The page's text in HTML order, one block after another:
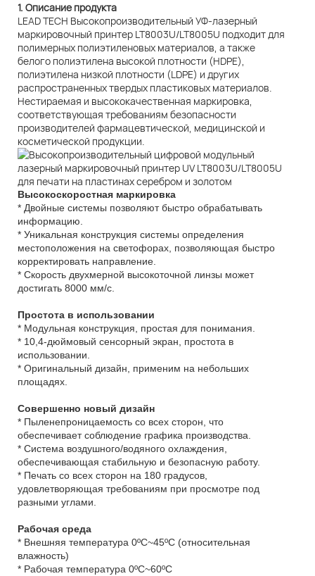
1. Описание продукта
LEAD TECH Высокопроизводительный УФ-лазерный
маркировочный принтер LT8003U/LT8005U подходит для
полимерных полиэтиленовых материалов, а также
белого полиэтилена высокой плотности (HDPE),
полиэтилена низкой плотности (LDPE) и других
распространенных твердых пластиковых материалов.
Нестираемая и высококачественная маркировка,
соответствующая требованиям безопасности
производителей фармацевтической, медицинской и
косметической продукции.
Высокоскоростная маркировка
* Двойные системы позволяют быстро обрабатывать
информацию.
* Уникальная конструкция системы определения
местоположения на светофорах, позволяющая быстро
корректировать направление.
* Скорость двухмерной высокоточной линзы может
достигать 8000 мм/с.
Простота в использовании
* Модульная конструкция, простая для понимания.
* 10,4-дюймовый сенсорный экран, простота в
использовании.
* Оригинальный дизайн, применим на небольших
площадях.
Совершенно новый дизайн
* Пыленепроницаемость со всех сторон, что
обеспечивает соблюдение графика производства.
* Система воздушного/водяного охлаждения,
обеспечивающая стабильную и безопасную работу.
* Печать со всех сторон на 180 градусов,
удовлетворяющая требованиям при просмотре под
разными углами.
Рабочая среда
* Внешняя температура 0ºC~45ºC (относительная
влажность)
* Рабочая температура 0ºC~60ºC